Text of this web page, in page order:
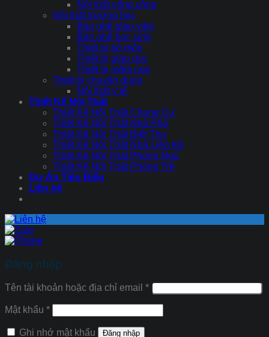
Nội thất công cộng
Nội thất trường học
Bàn ghế giáo viên
Bàn ghế học sinh
Thiết bị bộ môn
Thiết bị giáo dục
Thiết bị mầm non
Thiết bị chuyên dụng
Nội thất y tế
Thiết Kế Nội Thất
Thiết Kế Nội Thất Chung Cư
Thiết Kế Nội Thất Nhà Phố
Thiết Kế Nội Thất Biệt Thự
Thiết Kế Nội Thất Nhà Liền Kề
Thiết Kế Nội Thất Phòng Ngủ
Thiết Kế Nội Thất Phòng Trẻ
Dự Án Tiêu Biểu
Liên hệ
Đăng nhập
Tên tài khoản hoặc địa chỉ email *
Mật khẩu *
Ghi nhớ mật khẩu Đăng nhập